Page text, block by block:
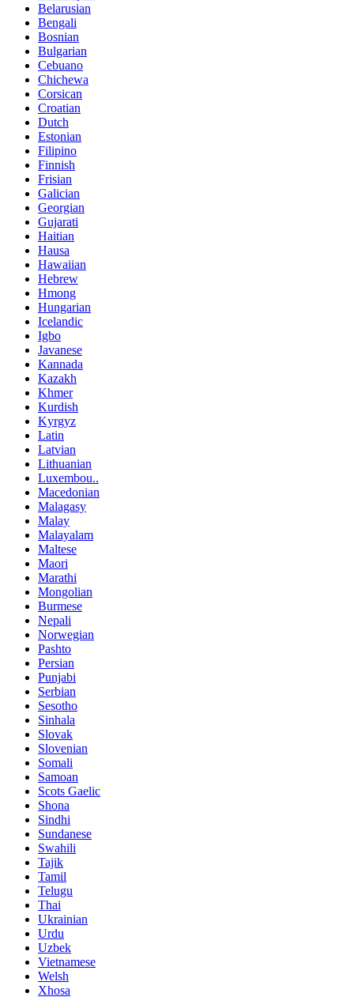
Belarusian
Bengali
Bosnian
Bulgarian
Cebuano
Chichewa
Corsican
Croatian
Dutch
Estonian
Filipino
Finnish
Frisian
Galician
Georgian
Gujarati
Haitian
Hausa
Hawaiian
Hebrew
Hmong
Hungarian
Icelandic
Igbo
Javanese
Kannada
Kazakh
Khmer
Kurdish
Kyrgyz
Latin
Latvian
Lithuanian
Luxembou..
Macedonian
Malagasy
Malay
Malayalam
Maltese
Maori
Marathi
Mongolian
Burmese
Nepali
Norwegian
Pashto
Persian
Punjabi
Serbian
Sesotho
Sinhala
Slovak
Slovenian
Somali
Samoan
Scots Gaelic
Shona
Sindhi
Sundanese
Swahili
Tajik
Tamil
Telugu
Thai
Ukrainian
Urdu
Uzbek
Vietnamese
Welsh
Xhosa